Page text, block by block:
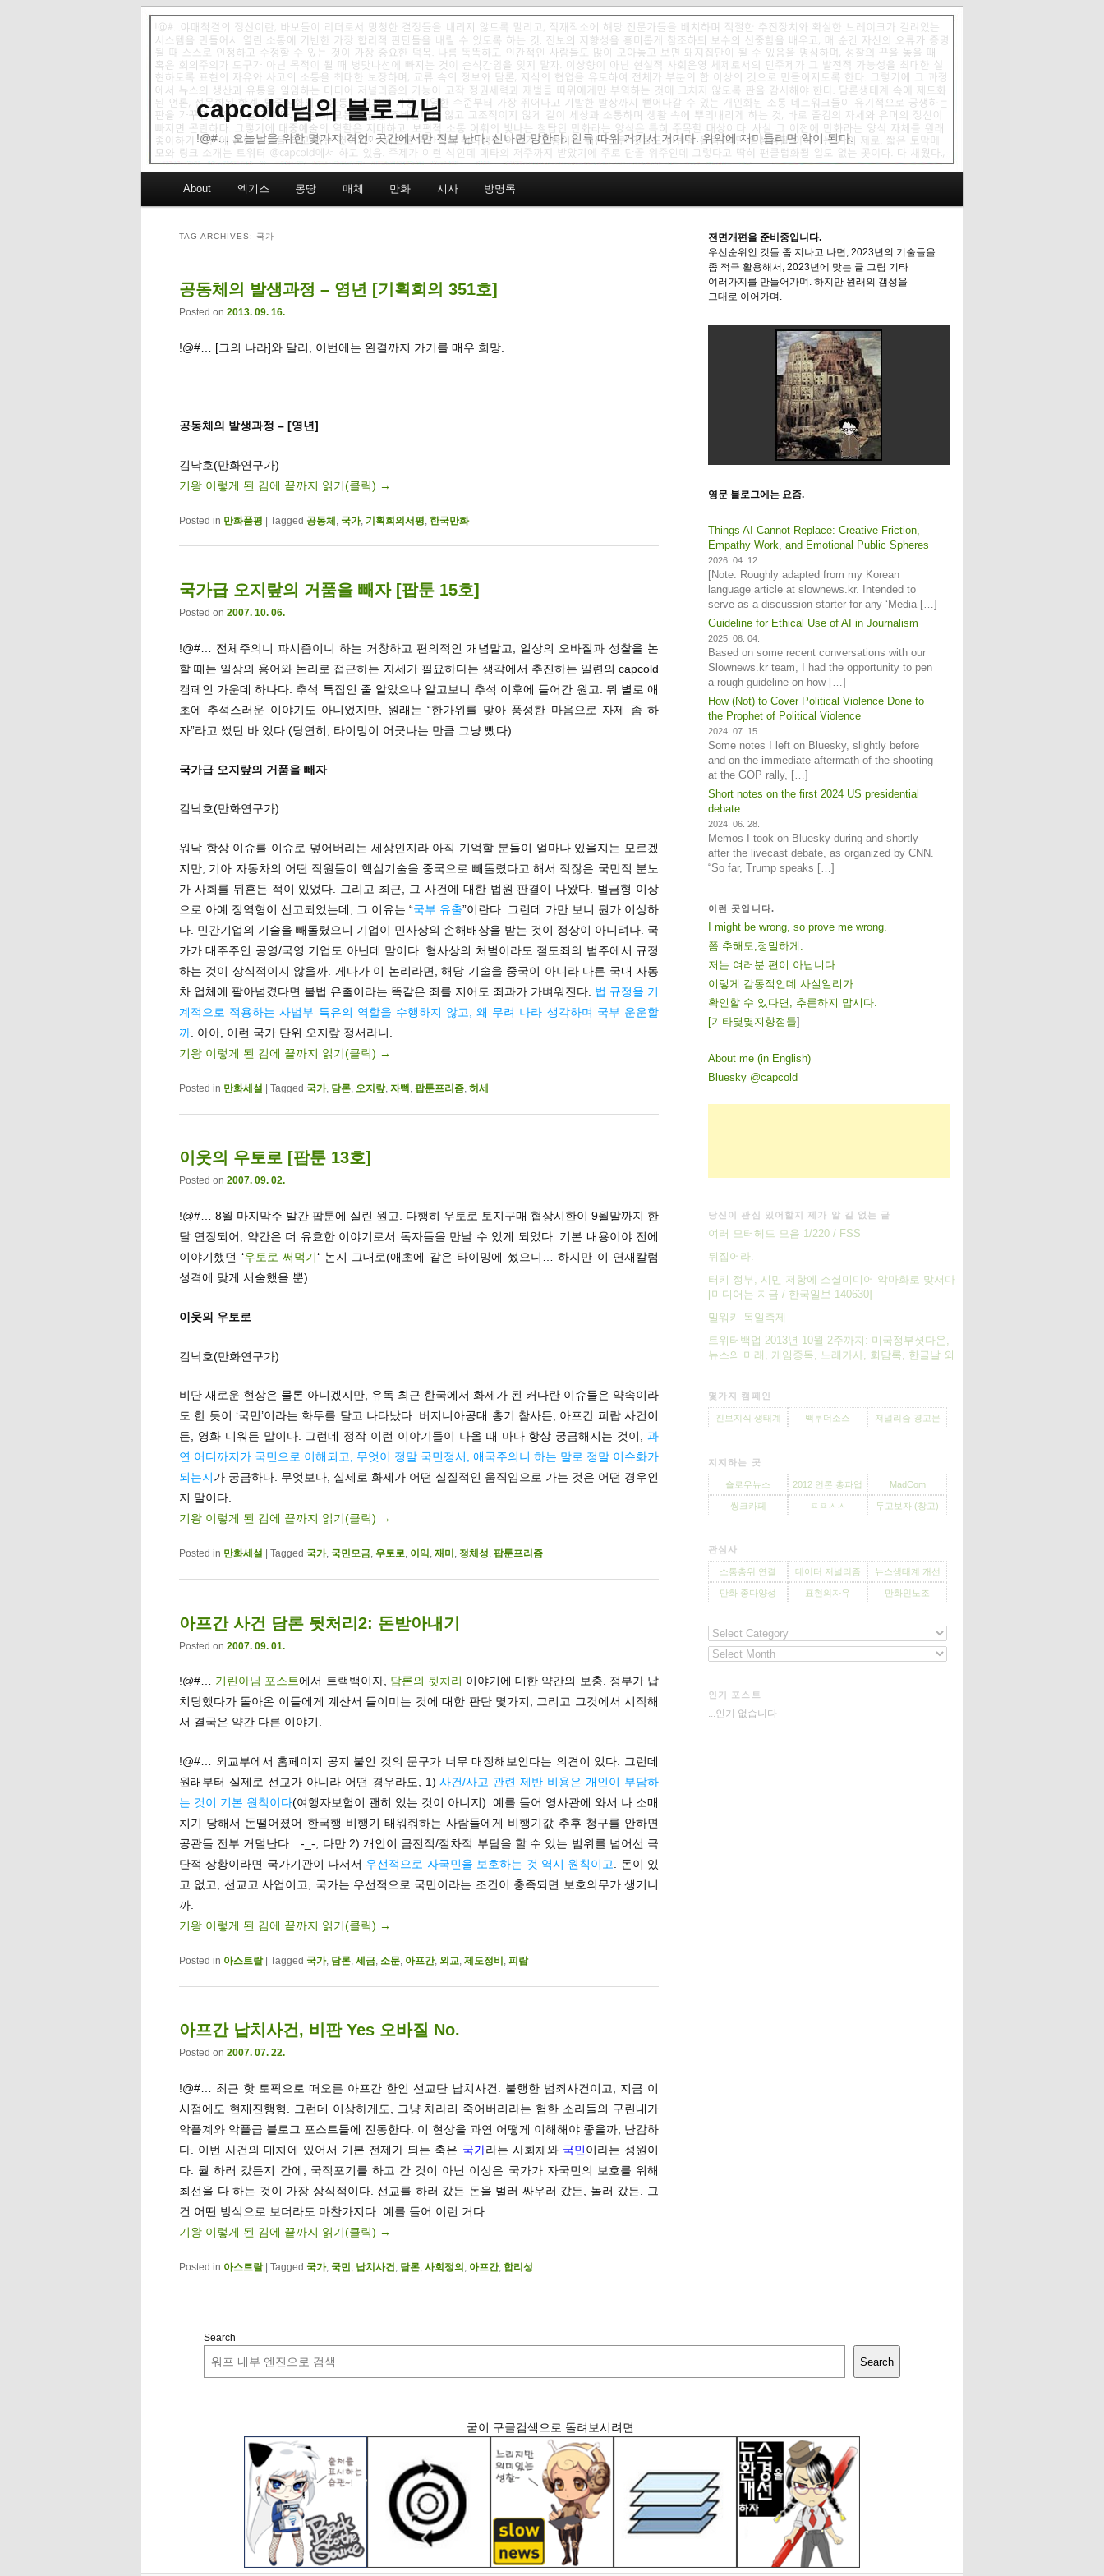
capcold님의 블로그님
!@#… 오늘날을 위한 몇가지 격언: 곳간에서만 진보 난다. 신나면 망한다. 인류 따위 거기서 거기다. 위악에 재미들리면 악이 된다.
Skip to primary content
Skip to secondary content
About 엑기스 몽땅 매체 만화 시사 방명록
TAG ARCHIVES: 국가
공동체의 발생과정 – 영년 [기획회의 351호]
Posted on 2013. 09. 16.
!@#… [그의 나라]와 달리, 이번에는 완결까지 가기를 매우 희망.
공동체의 발생과정 – [영년]
김낙호(만화연구가)
기왕 이렇게 된 김에 끝까지 읽기(클릭) →
Posted in 만화품평 | Tagged 공동체 국가, 기획회의서평 한국만화
국가급 오지랖의 거품을 빼자 [팝툰 15호]
Posted on 2007. 10. 06.
!@#… 전체주의니 파시즘이니 하는 거창하고 편의적인 개념말고, 일상의 오바질과 성찰을 논
할 때는 일상의 용어와 논리로 접근하는 자세가 필요하다는 생각에서 추진하는 일련의 capcold
캠페인 가운데 하나다. 추석 특집인 줄 알았으나 알고보니 추석 이후에 들어간 원고. 뭐 별로 애
초에 추석스러운 이야기도 아니었지만, 원래는 “한가위를 맞아 풍성한 마음으로 자제 좀 하
자”라고 썼던 바 있다 (당연히, 타이밍이 어긋나는 만큼 그냥 뺐다).
국가급 오지랖의 거품을 빼자
김낙호(만화연구가)
워낙 항상 이슈를 이슈로 덮어버리는 세상인지라 아직 기억할 분들이 얼마나 있을지는 모르겠
지만, 기아 자동차의 어떤 직원들이 핵심기술을 중국으로 빼돌렸다고 해서 적잖은 국민적 분노
가 사회를 뒤흔든 적이 있었다. 그리고 최근, 그 사건에 대한 법원 판결이 나왔다. 벌금형 이상
으로 아예 징역형이 선고되었는데, 그 이유는 “국부 유출”이란다. 그런데 가만 보니 뭔가 이상하
다. 민간기업의 기술을 빼돌렸으니 기업이 민사상의 손해배상을 받는 것이 정상이 아니려나. 국
가가 대주주인 공영/국영 기업도 아닌데 말이다. 형사상의 처벌이라도 절도죄의 범주에서 규정
하는 것이 상식적이지 않을까. 게다가 이 논리라면, 해당 기술을 중국이 아니라 다른 국내 자동
차 업체에 팔아넘겼다면 불법 유출이라는 똑같은 죄를 지어도 죄과가 가벼워진다. 법 규정을 기
계적으로 적용하는 사법부 특유의 역할을 수행하지 않고, 왜 무려 나라 생각하며 국부 운운할
까 . 아아, 이런 국가 단위 오지랖 정서라니.
기왕 이렇게 된 김에 끝까지 읽기(클릭) →
Posted in 만화세설 | Tagged 국가, 담론 오지랖, 자뻑 팝툰프리즘 허세
이웃의 우토로 [팝툰 13호]
Posted on 2007. 09. 02.
!@#… 8월 마지막주 발간 팝툰에 실린 원고. 다행히 우토로 토지구매 협상시한이 9월말까지 한
달 연장되어, 약간은 더 유효한 이야기로서 독자들을 만날 수 있게 되었다. 기본 내용이야 전에
이야기했던 ‘우토로 써먹기‘ 논지 그대로(애초에 같은 타이밍에 썼으니… 하지만 이 연재칼럼
성격에 맞게 서술했을 뿐).
이웃의 우토로
김낙호(만화연구가)
비단 새로운 현상은 물론 아니겠지만, 유독 최근 한국에서 화제가 된 커다란 이슈들은 약속이라
도 한 듯이 ‘국민’이라는 화두를 달고 나타났다. 버지니아공대 총기 참사든, 아프간 피랍 사건이
든, 영화 디워든 말이다. 그런데 정작 이런 이야기들이 나올 때 마다 항상 궁금해지는 것이, 과
연 어디까지가 국민으로 이해되고, 무엇이 정말 국민정서, 애국주의니 하는 말로 정말 이슈화가
되는지가 궁금하다. 무엇보다, 실제로 화제가 어떤 실질적인 움직임으로 가는 것은 어떤 경우인
지 말이다.
기왕 이렇게 된 김에 끝까지 읽기(클릭) →
Posted in 만화세설 Tagged 국가, 국민모금, 우토로, 이익, 재미 , 정체성, 팝툰프리즘
아프간 사건 담론 뒷처리2: 돈받아내기
Posted on 2007. 09. 01.
!@#… 기린아님 포스트에서 트랙백이자, 담론의 뒷처리 이야기에 대한 약간의 보충. 정부가 납
치당했다가 돌아온 이들에게 계산서 들이미는 것에 대한 판단 몇가지, 그리고 그것에서 시작해
서 결국은 약간 다른 이야기.
!@#… 외교부에서 홈페이지 공지 붙인 것의 문구가 너무 매정해보인다는 의견이 있다. 그런데
원래부터 실제로 선교가 아니라 어떤 경우라도, 1)사건/사고 관련 제반 비용은 개인이 부담하
는 것이 기본 원칙이다(여행자보험이 괜히 있는 것이 아니지). 예를 들어 영사관에 와서 나 소매
치기 당해서 돈떨어졌어 한국행 비행기 태워줘하는 사람들에게 비행기값 추후 청구를 안하면
공관들 전부 거덜난다…-_-; 다만 2) 개인이 금전적/절차적 부담을 할 수 있는 범위를 넘어선 극
단적 상황이라면 국가기관이 나서서 우선적으로 자국민을 보호하는 것 역시 원칙이고
. 돈이 있
고 없고, 선교고 사업이고, 국가는 우선적으로 국민이라는 조건이 충족되면 보호의무가 생기니
까.
기왕 이렇게 된 김에 끝까지 읽기(클릭) →
Posted in 아스트랄 | Tagged 국가, 담론 세금 소문 아프간, 외교 제도정비 피랍
아프간 납치사건, 비판 Yes 오바질 No.
Posted on 2007. 07. 22.
!@#… 최근 핫 토픽으로 떠오른 아프간 한인 선교단 납치사건. 불행한 범죄사건이고, 지금 이
시점에도 현재진행형. 그런데 이상하게도, 그냥 차라리 죽어버리라는 험한 소리들의 구린내가
악플계와 악플급 블로그 포스트들에 진동한다. 이 현상을 과연 어떻게 이해해야 좋을까, 난감하
다. 이번 사건의 대처에 있어서 기본 전제가 되는 축은 국가라는 사회체와 국민이라는 성원이
다. 뭘 하러 갔든지 간에, 국적포기를 하고 간 것이 아닌 이상은 국가가 자국민의 보호를 위해
최선을 다 하는 것이 가장 상식적이다. 선교를 하러 갔든 돈을 벌러 싸우러 갔든, 놀러 갔든. 그
건 어떤 방식으로 보더라도 마찬가지다. 예를 들어 이런 거다.
기왕 이렇게 된 김에 끝까지 읽기(클릭) →
Posted in 아스트랄 | Tagged 국가, 국민 납치사건 담론 사회정의 아프간, 합리성
전면개편을 준비중입니다.
우선순위인 것들 좀 지나고 나면, 2023년의 기술들을
좀 적극 활용해서, 2023년에 맞는 글 그림 기타
여러가지를 만들어가며. 하지만 원래의 갬성을
그대로 이어가며.
영문 블로그에는 요즘.
Things AI Cannot Replace: Creative Friction,
Empathy Work, and Emotional Public Spheres
2026. 04. 12.
[Note: Roughly adapted from my Korean
language article at slownews.kr. Intended to
serve as a discussion starter for any ‘Media […]
Guideline for Ethical Use of AI in Journalism
2025. 08. 04.
Based on some recent conversations with our
Slownews.kr team, I had the opportunity to pen
a rough guideline on how […]
How (Not) to Cover Political Violence Done to
the Prophet of Political Violence
2024. 07. 15.
Some notes I left on Bluesky, slightly before
and on the immediate aftermath of the shooting
at the GOP rally, […]
Short notes on the first 2024 US presidential
debate
2024. 06. 28.
Memos I took on Bluesky during and shortly
after the livecast debate, as organized by CNN.
“So far, Trump speaks […]
이런 곳입니다.
I might be wrong, so prove me wrong.
쫌 추해도,정밀하게.
저는 여러분 편이 아닙니다.
이렇게 감동적인데 사실일리가.
확인할 수 있다면, 추론하지 맙시다.
[기 타몇 몇 지 향점 들]
About me (in English)
Bluesky @capcold
당신이 관심 있어할지 제가 알 길 없는 글
여러 모터헤드 모음 1/220 / FSS
뒤집어라.
터키 정부, 시민 저항에 소셜미디어 악마화로 맞서다
[미디어는 지금 / 한국일보 140630]
밀워키 독일축제
트위터백업 2013년 10월 2주까지: 미국정부셧다운,
뉴스의 미래, 게임중독, 노래가사, 회담록, 한글날 외
몇가지 캠페인
진보지식 생태계 백투더소스 저널리즘 경고문
지지하는 곳
슬로우뉴스 2012 언론 총파업 MadCom
씽크카페 ㅍㅍㅅㅅ 두고보자 (창고)
관심사
소통층위 연결 데이터 저널리즘 뉴스생태계 개선
만화 종다양성 표현의자유 만화인노조
인기 포스트
...인기 없습니다
Search
Search
굳이 구글검색으로 돌려보시려면: